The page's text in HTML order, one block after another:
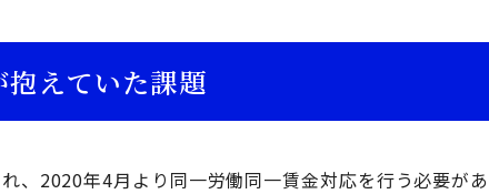
抱えていた課題
、2020年4月より同一労働同一賃金対応を行う必要が